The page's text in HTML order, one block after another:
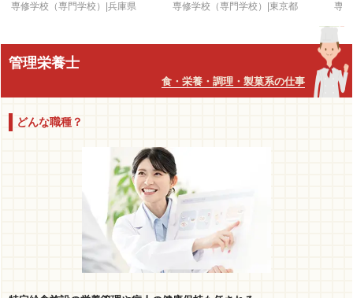
専修学校（専門学校）|兵庫県 専修学校（専門学校）|東京都 専
管理栄養士
食・栄養・調理・製菓系の仕事
どんな職種？